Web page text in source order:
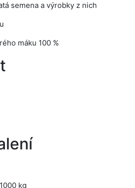
semena a výrobky z nich
máku 100 %
kg